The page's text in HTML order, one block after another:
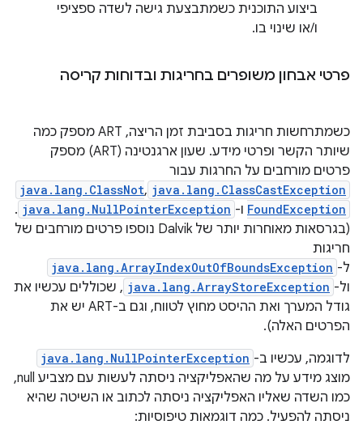
ביצוע התוכנית כשמתבצעת גישה לשדה ספציפי
ו/או שינוי בו.
פרטי אבחון משופרים בחריגות ובדוחות קריסה
כשמתרחשות חריגות בסביבת זמן הריצה, ART מספק כמה
שיותר הקשר ופרטי מידע. שעון ארגנטינה (ART) מספק
פרטים מורחבים על החרגות עבור
java.lang.ClassCastException
,‏
java.lang.ClassNot
FoundException ו- java.lang.NullPointerException
.
(בגרסאות מאוחרות יותר של Dalvik נוספו פרטים מורחבים של
חריגות
ל- java.lang.ArrayIndexOutOfBoundsException
ול- java.lang.ArrayStoreException , שכוללים עכשיו את
גודל המערך ואת ההיסט מחוץ לטווח, וגם ב-ART יש את
הפרטים האלה).
לדוגמה, עכשיו ב- java.lang.NullPointerException
מוצג מידע על מה שהאפליקציה ניסתה לעשות עם מצביע null,
כמו השדה שאליו האפליקציה ניסתה לכתוב או השיטה שהיא
ניסתה להפעיל. כמה דוגמאות טיפוסיות: